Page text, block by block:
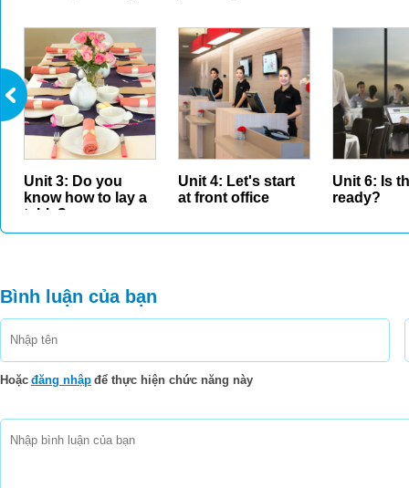
Unit 3: Do you
know how to lay a
table?
Unit 4: Let's start
at front office
Unit 6: Is
ready?
Bình luận của bạn
Hoặc đăng nhập để thực hiện chức năng này